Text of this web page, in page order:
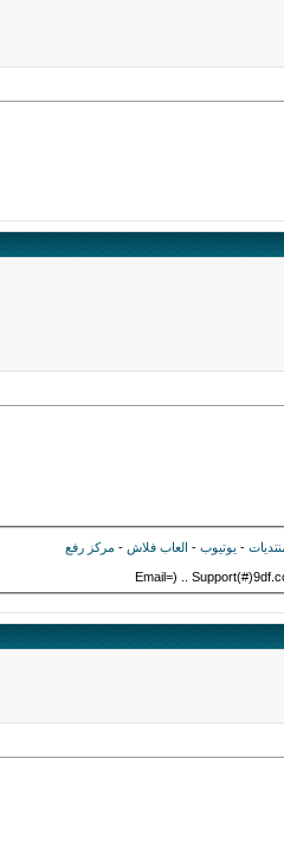
- يوتيوب- العاب فلاش- مركز رفع
Email=) ..